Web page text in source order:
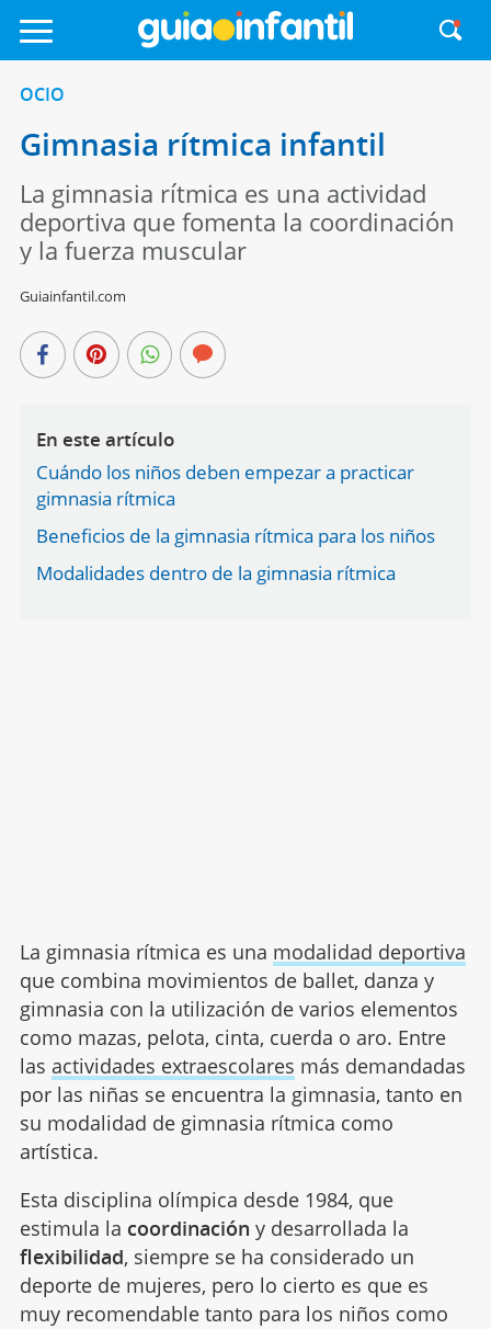
OCIO
Gimnasia rítmica infantil
La gimnasia rítmica es una actividad
deportiva que fomenta la coordinación
y la fuerza muscular
Guiainfantil.com
En este artículo
Cuándo los niños deben empezar a practicar
gimnasia rítmica
Beneficios de la gimnasia rítmica para los niños
Modalidades dentro de la gimnasia rítmica
La gimnasia rítmica es una modalidad deportiva
que combina movimientos de ballet, danza y
gimnasia con la utilización de varios elementos
como mazas, pelota, cinta, cuerda o aro. Entre
las actividades extraescolares más demandadas
por las niñas se encuentra la gimnasia, tanto en
su modalidad de gimnasia rítmica como
artística.
Esta disciplina olímpica desde 1984, que
estimula la coordinación y desarrollada la
flexibilidad, siempre se ha considerado un
deporte de mujeres, pero lo cierto es que es
muy recomendable tanto para los niños como